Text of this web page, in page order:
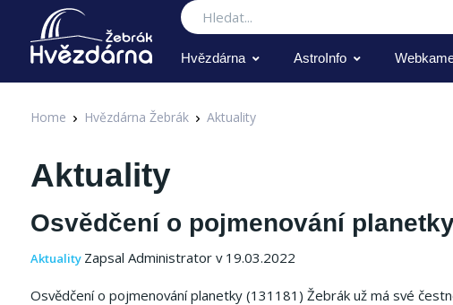
Hledat
Hvězdárna AstroInfo
Home Hvězdárna Žebrák Aktuality
Aktuality
Osvědčení o pojmenování
Aktuality Zapsal Administrator v 19.03.2022
Osvědčení o pojmenování planetky (131181) Žebrák už má své